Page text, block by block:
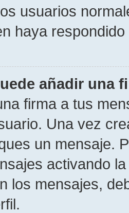
usuarios
haya
añadir una
firma a tus
Una vez
un mensaje.
activando
los mensajes,